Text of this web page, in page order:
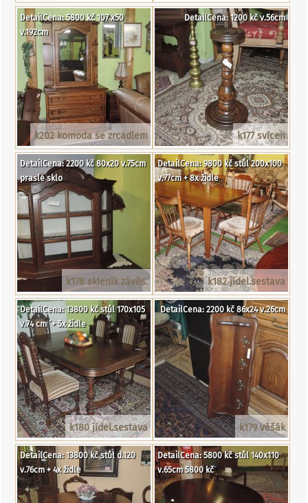
k202 komoda se zrcadlem
DetailCena: 5800 kč 107 x50
v.192cm
k177 svícen
DetailCena: 1200 kč v.56cm
k178 skleník závěs.
DetailCena: 2200 kč 80x20 v.75cm
praslé sklo
k182 jídel.sestava
DetailCena: 9800 kč stůl 200x100
v.77cm + 8x židle
k180 jídel.sestava
DetailCena: 13800 kč stůl 170x105
v.74 cm ´+ 5x židle
k179 věšák
DetailCena: 2200 kč 86x24 v.26cm
DetailCena: 13800 kč stůl d.120
v.76cm + 4x židle
DetailCena: 5800 kč stůl 140x110
v.65cm 5800 kč